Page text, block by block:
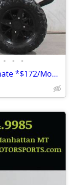
• • •
2023 Polaris Sportsman 850 Trail Ultimate *$172/Month OAC $0 Down*